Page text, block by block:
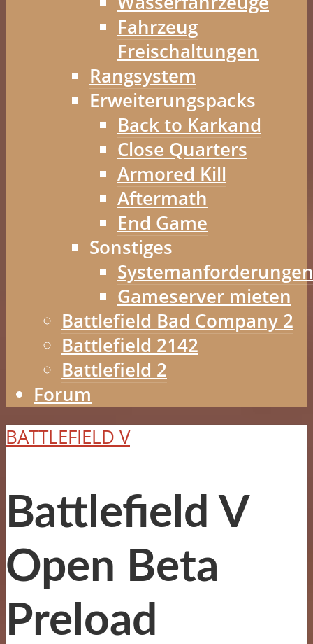
Fahrzeug
Freischaltungen
Rangsystem
Erweiterungspacks
Back to Karkand
Close Quarters
Armored Kill
Aftermath
End Game
Sonstiges
Systemanforderungen
Gameserver mieten
Battlefield Bad Company 2
Battlefield 2142
Battlefield 2
Forum
BATTLEFIELD V
Battlefield V
Open Beta
Preload